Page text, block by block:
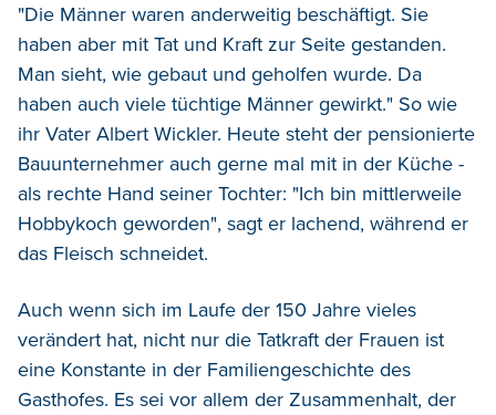
"Die Männer waren anderweitig beschäftigt. Sie
haben aber mit Tat und Kraft zur Seite gestanden.
Man sieht, wie gebaut und geholfen wurde. Da
haben auch viele tüchtige Männer gewirkt." So wie
ihr Vater Albert Wickler. Heute steht der pensionierte
Bauunternehmer auch gerne mal mit in der Küche -
als rechte Hand seiner Tochter: "Ich bin mittlerweile
Hobbykoch geworden", sagt er lachend, während er
das Fleisch schneidet.
Auch wenn sich im Laufe der 150 Jahre vieles
verändert hat, nicht nur die Tatkraft der Frauen ist
eine Konstante in der Familiengeschichte des
Gasthofes. Es sei vor allem der Zusammenhalt, der